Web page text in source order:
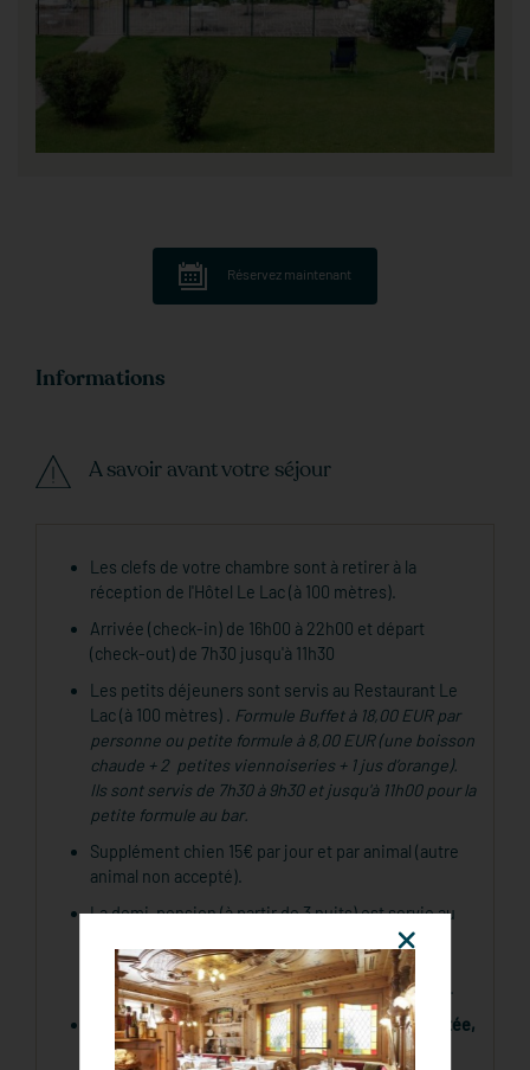
Réservez maintenant
Informations
A savoir avant votre séjour
Les clefs de votre chambre sont à retirer à la
réception de l'Hôtel Le Lac (à 100 mètres).
Arrivée (check-in) de 16h00 à 22h00 et départ
(check-out) de 7h30 jusqu'à 11h30
Les petits déjeuners sont servis au Restaurant Le
Lac (à 100 mètres) . Formule Buffet à 18,00 EUR par
personne ou petite formule à 8,00 EUR (une boisson
chaude + 2 petites viennoiseries + 1 jus d’orange).
Ils sont servis de 7h30 à 9h30 et jusqu'à 11h00 pour la
petite formule au bar.
Supplément chien 15€ par jour et par animal (autre
animal non accepté).
La demi-pension (à partir de 3 nuits) est servie au
Restaurant A La Ferme avec possibilité selon
disponibilité d’un dîner dans l’un de nos autres
restaurants durant le séjour (hors demi-pension).
La capacité d'accueil de nos restaurants est limitée,
nous vous conseillons d'anticiper la réservation